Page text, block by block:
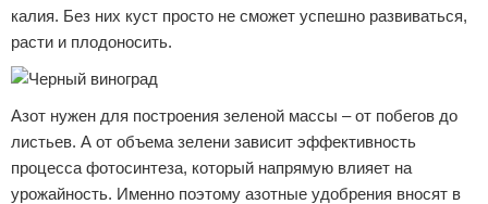
калия. Без них куст просто не сможет успешно развиваться,
расти и плодоносить.
Азот нужен для построения зеленой массы – от побегов до
листьев. А от объема зелени зависит эффективность
процесса фотосинтеза, который напрямую влияет на
урожайность. Именно поэтому азотные удобрения вносят в